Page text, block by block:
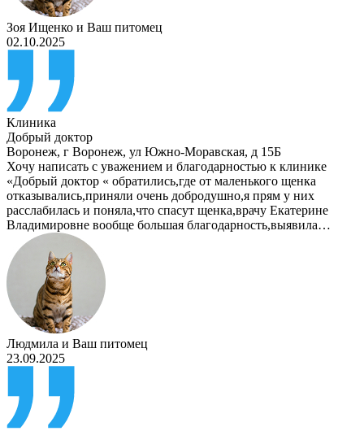
Зоя Ищенко и Ваш питомец
02.10.2025
Клиника
Добрый доктор
Воронеж, г Воронеж, ул Южно-Моравская, д 15Б
Хочу написать с уважением и благодарностью к клинике
«Добрый доктор « обратились,где от маленького щенка
отказывались,приняли очень добродушно,я прям у них
расслабилась и поняла,что спасут щенка,врачу Екатерине
Владимировне вообще большая благодарность,выявила…
Людмила и Ваш питомец
23.09.2025